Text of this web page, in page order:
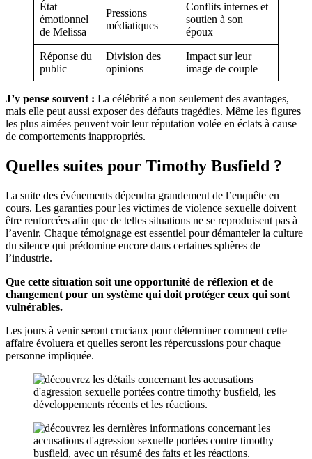
État
émotionnel
de Melissa
Pressions
médiatiques
Conflits internes et
soutien à son
époux
Réponse du
public
Division des
opinions
Impact sur leur
image de couple
J’y pense souvent : La célébrité a non seulement des avantages,
mais elle peut aussi exposer des défauts tragédies. Même les figures
les plus aimées peuvent voir leur réputation volée en éclats à cause
de comportements inappropriés.
Quelles suites pour Timothy Busfield ?
La suite des événements dépendra grandement de l’enquête en
cours. Les garanties pour les victimes de violence sexuelle doivent
être renforcées afin que de telles situations ne se reproduisent pas à
l’avenir. Chaque témoignage est essentiel pour démanteler la culture
du silence qui prédomine encore dans certaines sphères de
l’industrie.
Que cette situation soit une opportunité de réflexion et de
changement pour un système qui doit protéger ceux qui sont
vulnérables.
Les jours à venir seront cruciaux pour déterminer comment cette
affaire évoluera et quelles seront les répercussions pour chaque
personne impliquée.